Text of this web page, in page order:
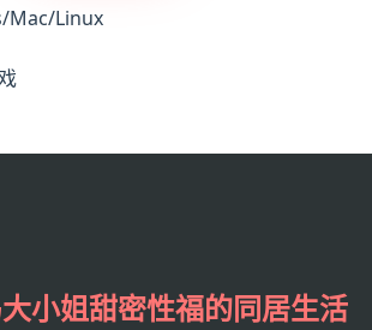
Mac/Linux
小姐甜密性福的同居生活